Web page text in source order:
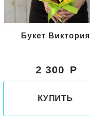
Букет Виктория
2 300
КУПИТЬ